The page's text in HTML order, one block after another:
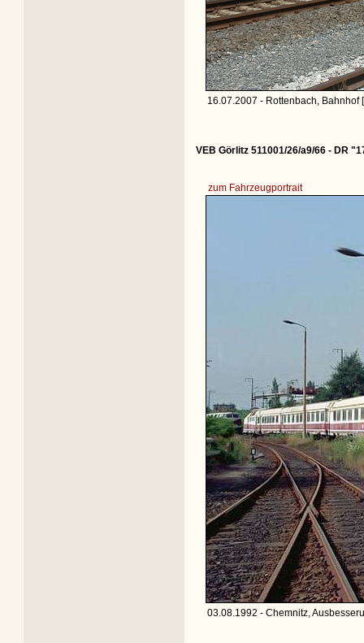
16.07.2007 - Rottenbach, Bahnhof
VEB Görlitz 511001/26/a9/66 - DR
zum Fahrzeugportrait
03.08.1992 - Chemnitz,